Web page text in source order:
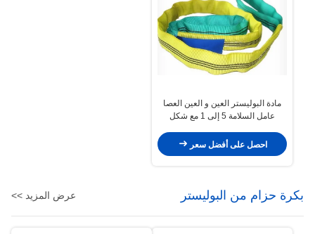
مادة البوليستر العين و العين العصا
عامل السلامة 5 إلى 1 مع شكل
احصل على أفضل سعر
بكرة حزام من البوليستر عرض المزيد >>